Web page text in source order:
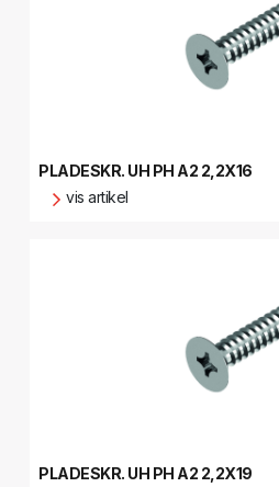
PLADESKR. UH PH A2 2,2X16
vis artikel
PLADESKR. UH PH A2 2,2X19